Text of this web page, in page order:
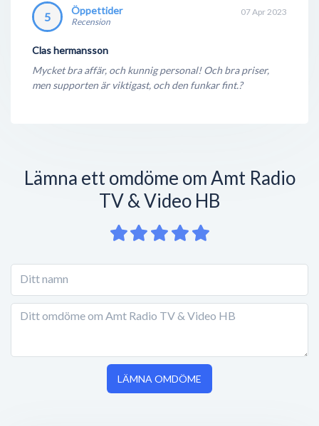
5 Öppettider
Recension
Clas hermansson
07 Apr 2023
Mycket bra affär, och kunnig personal! Och bra priser,
men supporten är viktigast, och den funkar fint.?
Lämna ett omdöme om Amt Radio
TV & Video HB
LÄMNA OMDÖME